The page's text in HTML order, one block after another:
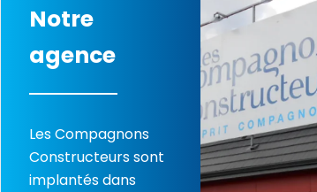
Notre
agence
Les Compagnons
Constructeurs sont
implantés dans